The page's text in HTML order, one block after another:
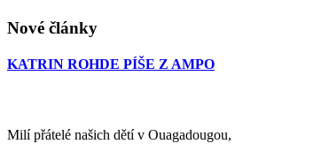
Nové články
KATRIN ROHDE PÍŠE Z AMPO
Milí přátelé našich dětí v Ouagadougou,